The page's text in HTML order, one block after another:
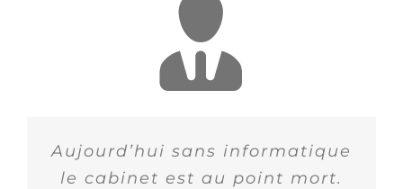
Aujourd’hui sans informatique
le cabinet est au point mort.